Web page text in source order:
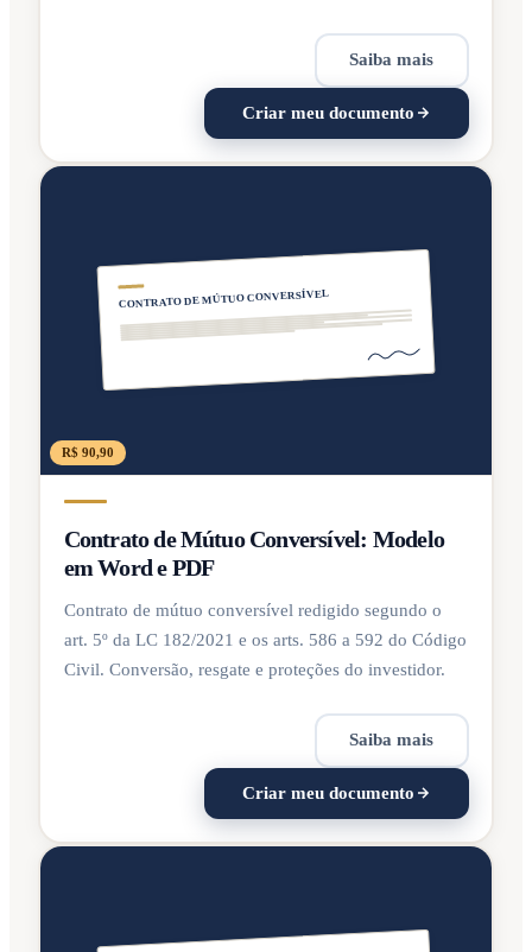
Saiba mais
Criar meu documento
CONTRATO DE MÚTUO CONVERSÍVEL
R$ 90,90
Contrato de Mútuo Conversível: Modelo
em Word e PDF
Contrato de mútuo conversível redigido segundo o
art. 5º da LC 182/2021 e os arts. 586 a 592 do Código
Civil. Conversão, resgate e proteções do investidor.
Saiba mais
Criar meu documento